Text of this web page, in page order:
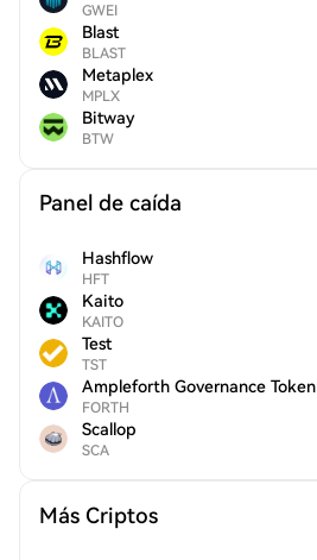
GWEI
Blast
BLAST
Metaplex
MPLX
Bitway
BTW
Panel de caída
Hashflow
HFT
Kaito
KAITO
Test
TST
Ampleforth Governance Token
FORTH
Scallop
SCA
Más Criptos